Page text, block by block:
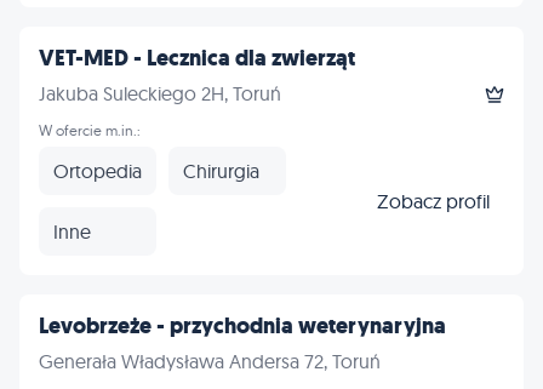
VET-MED - Lecznica dla zwierząt
Jakuba Suleckiego 2H, Toruń
W ofercie m.in.:
Ortopedia Chirurgia
Inne
Zobacz profil
Levobrzeże - przychodnia weterynaryjna
Generała Władysława Andersa 72, Toruń